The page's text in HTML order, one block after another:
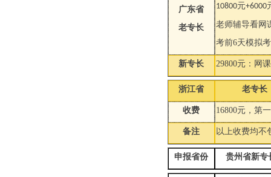
广东省
老专长
10800元
老师辅导看网
考前6天模拟
新专长 29800元：网
浙江省 老专长
收费 16800元，第
备注 以上收费均不
申报省份 贵州省新专